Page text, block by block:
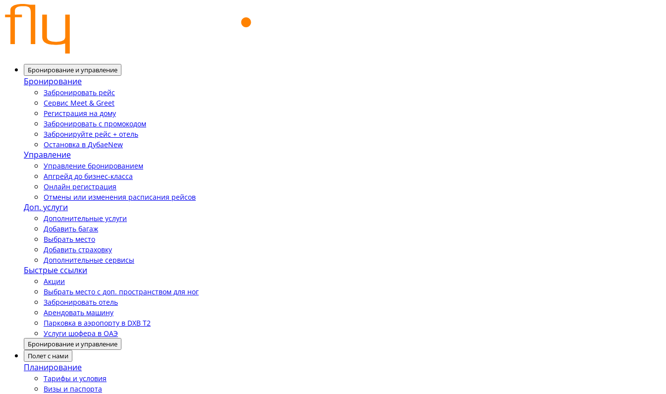
Бронирование и управление
Бронирование
Забронировать рейс
Сервис Meet & Greet
Регистрация на дому
Забронировать с промокодом
Забронируйте рейс + отель
Остановка в ДубаеNew
Управление
Управление бронированием
Апгрейд до бизнес-класса
Онлайн регистрация
Отмены или изменения расписания рейсов
Доп. услуги
Дополнительные услуги
Добавить багаж
Выбрать место
Добавить страховку
Дополнительные сервисы
Быстрые ссылки
Акции
Выбрать место с доп. пространством для ног
Забронировать отель
Арендовать машину
Парковка в аэропорту в DXB T2
Услуги шофера в ОАЭ
Бронирование и управление
Полет с нами
Планирование
Тарифы и условия
Визы и паспорта